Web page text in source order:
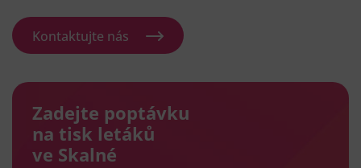
Kontaktujte nás
Zadejte poptávku
na tisk letáků
ve Skalné